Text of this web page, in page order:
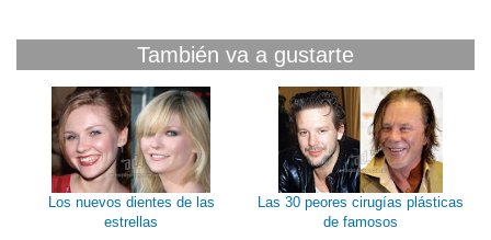
También va a gustarte
Los nuevos dientes de las
estrellas
Las 30 peores cirugías plásticas
de famosos